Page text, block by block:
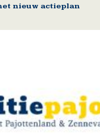
nieuw actieplan